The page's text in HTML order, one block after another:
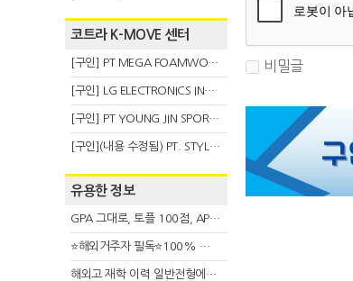
코트라 K-MOVE 센터
[구인] PT MEGA FOAMWORKS INDONESIA
[구인] LG ELECTRONICS INDONESIA
[구인] PT YOUNG JIN SPORT INDONESIA
[구인](내용 수정됨) PT. STYLE KOREAN INDONESIA (스타일 코리안 인도네시아)
유용한 정보
GPA 그대로, 토플 100점, AP 막막 — 원인은 하나입니다
⭐해외거주자 필독⭐100% 온라인 마지막 한국어교원 2급 추가모집 (~8/2)
해외고 재학 이력 일반전형에서 분명한 입시 강점 살리는 전략
비밀글